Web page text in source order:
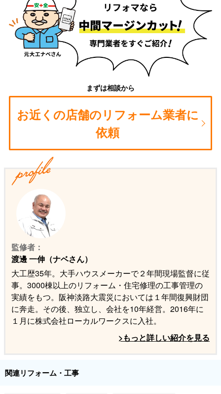
まずは相談から
お近くの店舗のリフォーム業者に
依頼
監修者：
渡邊 一伸（ナベさん）
大工歴35年。大手ハウスメーカーで２年間現場監督に従
事。3000棟以上のリフォーム・住宅修理の工事管理の
実績をもつ。阪神淡路大震災においては１年間復興財団
に奔走。その後、独立し、会社を10年経営。2016年に
１月に株式会社ローカルワークスに入社。
>もっと詳しい紹介を見る
関連リフォーム・工事